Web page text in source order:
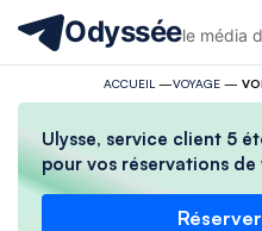
Odysséele média
ACCUEIL —VOYAGE—
Ulysse, service client 5
pour vos réservations de